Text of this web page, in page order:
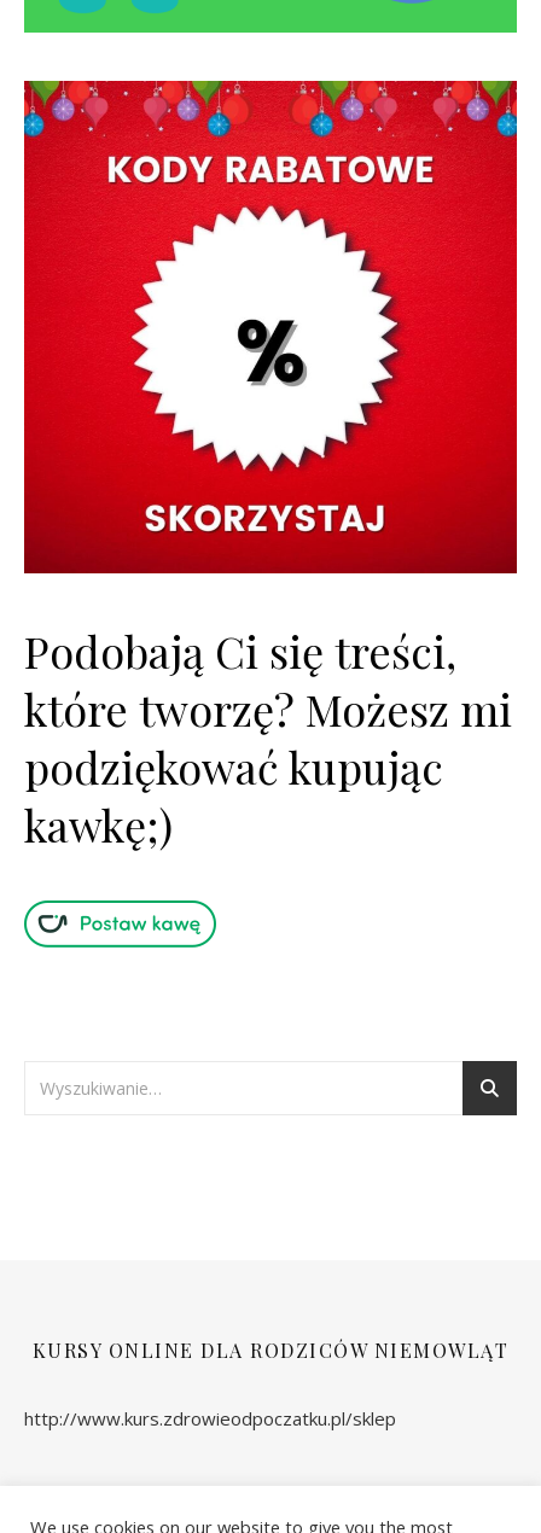
Podobają Ci się treści,
które tworzę? Możesz mi
podziękować kupując
kawkę;)
KURSY ONLINE DLA RODZICÓW NIEMOWLĄT
http://www.kurs.zdrowieodpoczatku.pl/sklep
We use cookies on our website to give you the most